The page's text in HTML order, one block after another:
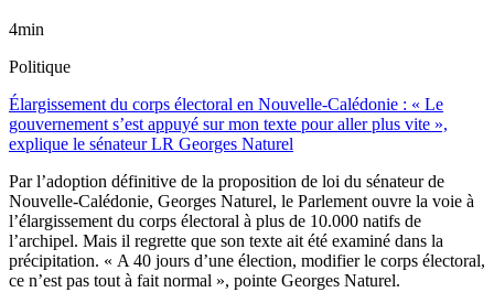
4min
Politique
Élargissement du corps électoral en Nouvelle-Calédonie : « Le
gouvernement s’est appuyé sur mon texte pour aller plus vite »,
explique le sénateur LR Georges Naturel
Par l’adoption définitive de la proposition de loi du sénateur de
Nouvelle-Calédonie, Georges Naturel, le Parlement ouvre la voie à
l’élargissement du corps électoral à plus de 10.000 natifs de
l’archipel. Mais il regrette que son texte ait été examiné dans la
précipitation. « A 40 jours d’une élection, modifier le corps électoral,
ce n’est pas tout à fait normal », pointe Georges Naturel.